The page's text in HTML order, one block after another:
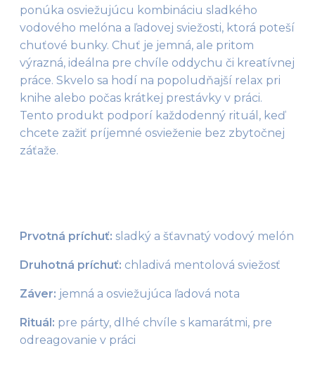
ponúka osviežujúcu kombináciu sladkého
vodového melóna a ľadovej sviežosti, ktorá poteší
chuťové bunky. Chuť je jemná, ale pritom
výrazná, ideálna pre chvíle oddychu či kreatívnej
práce. Skvelo sa hodí na popoludňajší relax pri
knihe alebo počas krátkej prestávky v práci.
Tento produkt podporí každodenný rituál, keď
chcete zažiť príjemné osvieženie bez zbytočnej
záťaže.
Prvotná príchuť: sladký a šťavnatý vodový melón
Druhotná príchuť: chladivá mentolová sviežosť
Záver: jemná a osviežujúca ľadová nota
Rituál: pre párty, dlhé chvíle s kamarátmi, pre
odreagovanie v práci